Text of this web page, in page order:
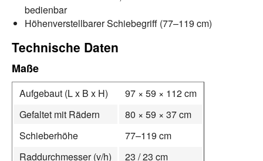
bedienbar
Höhenverstellbarer Schiebegriff (77–119 cm)
Technische Daten
Maße
Aufgebaut (L x B x H)
97 × 59 × 112 cm
Gefaltet mit Rädern
80 × 59 × 37 cm
Schieberhöhe
77–119 cm
Raddurchmesser (v/h)
23 / 23 cm